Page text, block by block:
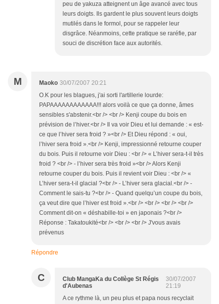
peu de yakuza atteignent un âge avancé avec tous
leurs doigts. Ils gardent le plus souvent leurs doigts
mutilés dans le formol, pour se rappeler leur
disgrâce. Néanmoins, cette pratique se raréfie, par
souci de discrétion face aux autorités.
M Maoko 30/07/2007 20:21
O.K pour les blagues, j'ai sorti l'artillerie lourde:
PAPAAAAAAAAAAAA!!! alors voilà ce que ça donne, âmes
sensibles s'abstenir.<br /> <br /> Kenji coupe du bois en
prévision de l’hiver.<br /> Il va voir Dieu et lui demande : « est-
ce que l’hiver sera froid ? »<br /> Et Dieu répond : « oui,
l’hiver sera froid ».<br /> Kenji, impressionné retourne couper
du bois. Puis il retourne voir Dieu : <br /> « L’hiver sera-t-il très
froid ? <br /> - l’hiver sera très froid »<br /> Alors Kenji
retourne couper du bois. Puis il revient voir Dieu : <br /> «
L’hiver sera-t-il glacial ?<br /> - L’hiver sera glacial.<br /> -
Comment le sais-tu ?<br /> - Quand quelqu’un coupe du bois,
ça veut dire que l’hiver est froid ».<br /> <br /> <br /> <br />
Comment dit-on « déshabille-toi » en japonais ?<br />
Réponse : Takatoukité<br /> <br /> <br /> J'vous avais
prévenus
Répondre
C
Club MangaKa du Collège St Régis
d'Aubenas
30/07/2007
21:19
A ce rythme là, un peu plus et papa nous recyclait